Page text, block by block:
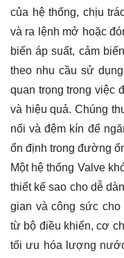
của hệ thống, chịu
và ra lệnh mở hoặc
biến áp suất, cảm
theo nhu cầu sử
quan trọng trong việc
và hiệu quả. Chúng
nối và đệm kín để
ổn định trong đường
Một hệ thống Valve
thiết kế sao cho dễ
gian và công sức
từ bộ điều khiển, cơ
tối ưu hóa lượng